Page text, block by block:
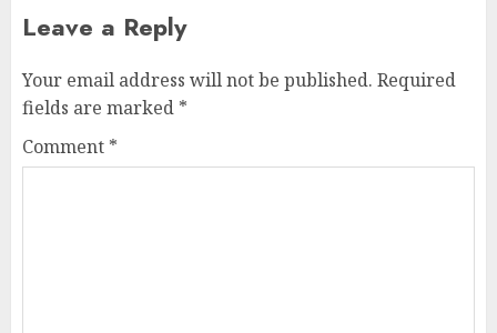
Leave a Reply
Your email address will not be published. Required
fields are marked *
Comment *